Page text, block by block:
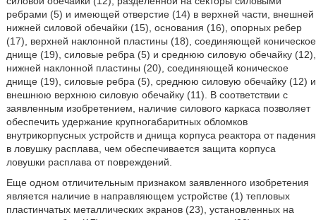
ребрами (5) и имеющей отверстие (14) в верхней части, внешней
нижней силовой обечайки (15), основания (16), опорных ребер
(17), верхней наклонной пластины (18), соединяющей коническое
днище (19), силовые ребра (5) и среднюю силовую обечайку (12),
нижней наклонной пластины (20), соединяющей коническое
днище (19), силовые ребра (5), среднюю силовую обечайку (12) и
внешнюю верхнюю силовую обечайку (11). В соответствии с
заявленным изобретением, наличие силового каркаса позволяет
обеспечить удержание крупногабаритных обломков
внутрикорпусных устройств и днища корпуса реактора от падения
в ловушку расплава, чем обеспечивается защита корпуса
ловушки расплава от повреждений.
Еще одном отличительным признаком заявленного изобретения
является наличие в направляющем устройстве (1) тепловых
пластинчатых металлических экранов (23), установленных на